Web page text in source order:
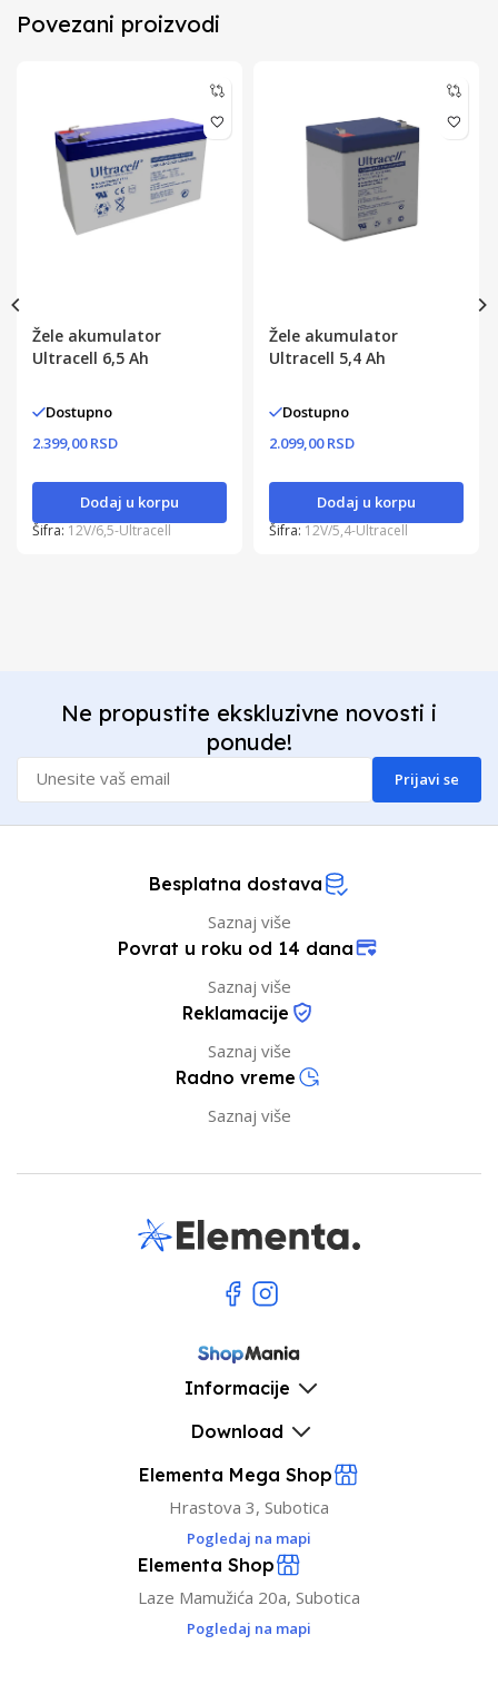
Povezani proizvodi
Žele akumulator
Ultracell 6,5 Ah
Dostupno
2.399,00 RSD
Dodaj u korpu
Šifra: 12V/6,5-Ultracell
Žele akumulator
Ultracell 5,4 Ah
Dostupno
2.099,00 RSD
Dodaj u korpu
Šifra: 12V/5,4-Ultracell
Ne propustite ekskluzivne novosti i
ponude!
Prijavi se
Besplatna dostava
Saznaj više
Povrat u roku od 14 dana
Saznaj više
Reklamacije
Saznaj više
Radno vreme
Saznaj više
Informacije
Download
Elementa Mega Shop
Hrastova 3, Subotica
Pogledaj na mapi
Elementa Shop
Laze Mamužića 20a, Subotica
Pogledaj na mapi